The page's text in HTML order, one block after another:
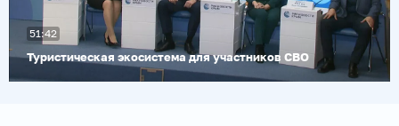
Воспроизвести
Туристическая экосистема для участников СВО
51:42